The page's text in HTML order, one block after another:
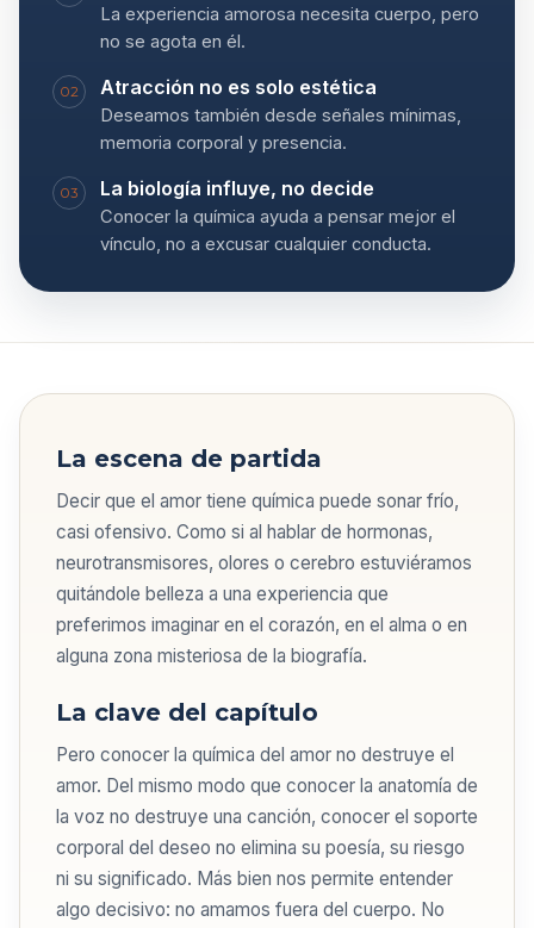
La experiencia amorosa necesita cuerpo, pero
no se agota en él.
02 Atracción no es solo estética
Deseamos también desde señales mínimas,
memoria corporal y presencia.
03 La biología influye, no decide
Conocer la química ayuda a pensar mejor el
vínculo, no a excusar cualquier conducta.
La escena de partida
Decir que el amor tiene química puede sonar frío,
casi ofensivo. Como si al hablar de hormonas,
neurotransmisores, olores o cerebro estuviéramos
quitándole belleza a una experiencia que
preferimos imaginar en el corazón, en el alma o en
alguna zona misteriosa de la biografía.
La clave del capítulo
Pero conocer la química del amor no destruye el
amor. Del mismo modo que conocer la anatomía de
la voz no destruye una canción, conocer el soporte
corporal del deseo no elimina su poesía, su riesgo
ni su significado. Más bien nos permite entender
algo decisivo: no amamos fuera del cuerpo. No